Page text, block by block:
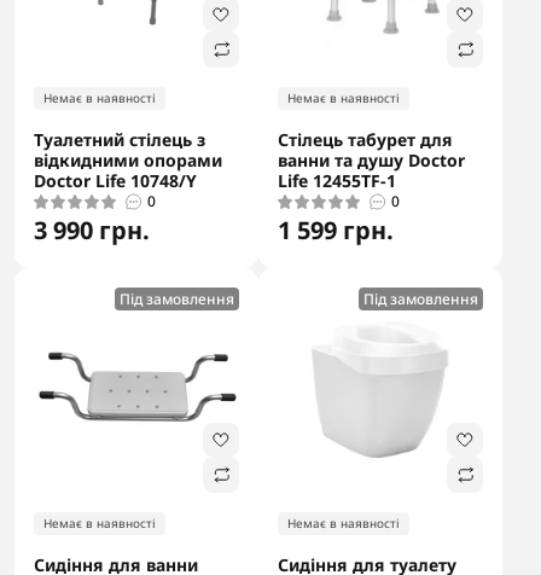
Немає в наявності
Туалетний стілець з
відкидними опорами
Doctor Life 10748/Y
0
3 990 грн.
Немає в наявності
Стілець табурет для
ванни та душу Doctor
Life 12455TF-1
0
1 599 грн.
Під замовлення
Немає в наявності
Сидіння для ванни
Під замовлення
Немає в наявності
Сидіння для туалету